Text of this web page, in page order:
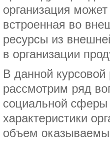
организация
встроенная во
ресурсы из
в организации
В данной
рассмотрим ряд
социальной
характеристики
объем